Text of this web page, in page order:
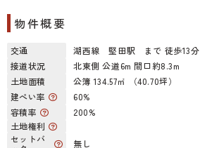
物件概要
交通
湖西線 堅田駅 まで 徒歩13分
接道状況
北東側 公道6m 間口約8.3m
土地面積
公簿 134.57㎡ （40.70坪）
建ぺい率
60%
容積率
200%
土地権利
セットバ
無し